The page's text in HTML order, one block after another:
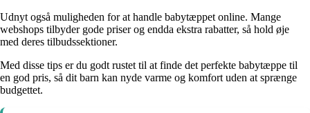
Udnyt også muligheden for at handle babytæppet online. Mange
webshops tilbyder gode priser og endda ekstra rabatter, så hold øje
med deres tilbudssektioner.
Med disse tips er du godt rustet til at finde det perfekte babytæppe til
en god pris, så dit barn kan nyde varme og komfort uden at sprænge
budgettet.